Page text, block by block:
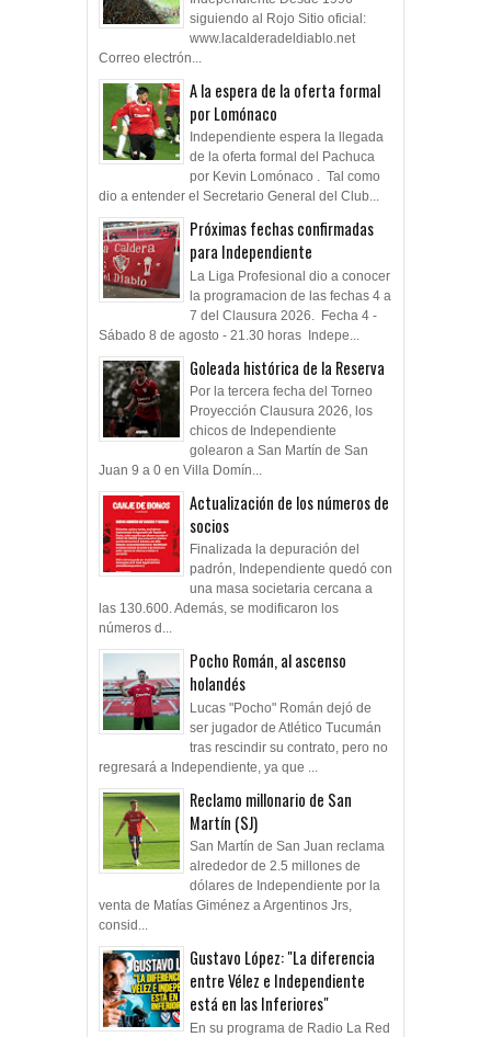
siguiendo al Rojo Sitio oficial:
www.lacalderadeldiablo.net
Correo electrón...
A la espera de la oferta formal
por Lomónaco
Independiente espera la llegada
de la oferta formal del Pachuca
por Kevin Lomónaco . Tal como
dio a entender el Secretario General del Club...
Próximas fechas confirmadas
para Independiente
La Liga Profesional dio a conocer
la programacion de las fechas 4 a
7 del Clausura 2026. Fecha 4 -
Sábado 8 de agosto - 21.30 horas Indepe...
Goleada histórica de la Reserva
Por la tercera fecha del Torneo
Proyección Clausura 2026, los
chicos de Independiente
golearon a San Martín de San
Juan 9 a 0 en Villa Domín...
Actualización de los números de
socios
Finalizada la depuración del
padrón, Independiente quedó con
una masa societaria cercana a
las 130.600. Además, se modificaron los
números d...
Pocho Román, al ascenso
holandés
Lucas "Pocho" Román dejó de
ser jugador de Atlético Tucumán
tras rescindir su contrato, pero no
regresará a Independiente, ya que ...
Reclamo millonario de San
Martín (SJ)
San Martín de San Juan reclama
alrededor de 2.5 millones de
dólares de Independiente por la
venta de Matías Giménez a Argentinos Jrs,
consid...
Gustavo López: "La diferencia
entre Vélez e Independiente
está en las Inferiores"
En su programa de Radio La Red